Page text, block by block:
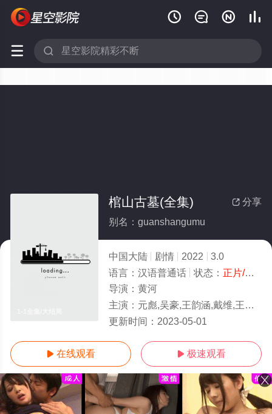
   
 
 分享
棺山古墓(全集)
别名：guanshangumu
中国大陆 剧情 2022
3.0
语言： 汉语普通话 状态： 正片/高清
导演： 黄河
主演： 元彪,吴豪,王韵涵,戴维,王正夫
更新时间： 2023-05-01
 在线观看  极速观看